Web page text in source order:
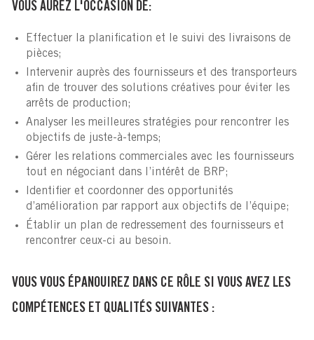
VOUS AUREZ L'OCCASION DE:
Effectuer la planification et le suivi des livraisons de
pièces;
Intervenir auprès des fournisseurs et des transporteurs
afin de trouver des solutions créatives pour éviter les
arrêts de production;
Analyser les meilleures stratégies pour rencontrer les
objectifs de juste-à-temps;
Gérer les relations commerciales avec les fournisseurs
tout en négociant dans l’intérêt de BRP;
Identifier et coordonner des opportunités
d’amélioration par rapport aux objectifs de l’équipe;
Établir un plan de redressement des fournisseurs et
rencontrer ceux-ci au besoin.
VOUS VOUS ÉPANOUIREZ DANS CE RÔLE SI VOUS AVEZ LES
COMPÉTENCES ET QUALITÉS SUIVANTES :